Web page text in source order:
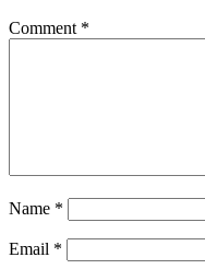
Comment *
Name *
Email *